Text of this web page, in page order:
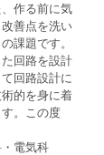
作る前に気
善点を洗い
課題です。
回路を設計
回路設計に
的を身に着
。この度
電気科